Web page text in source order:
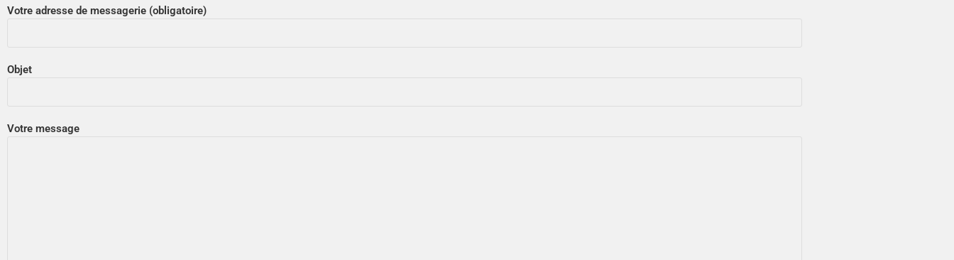
Votre adresse de messagerie (obligatoire)
Objet
Votre message